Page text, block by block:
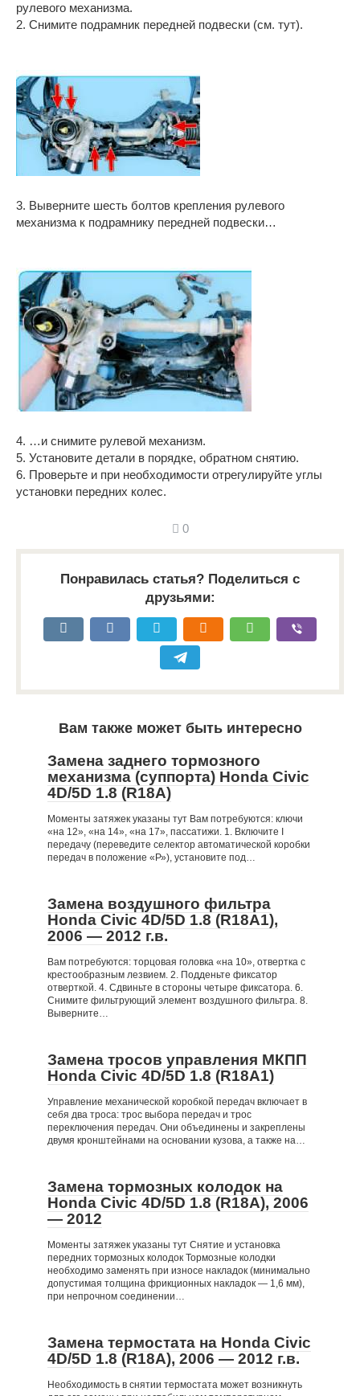
рулевого механизма.
2. Снимите подрамник передней подвески (см. тут).
3. Выверните шесть болтов крепления рулевого
механизма к подрамнику передней подвески…
4. …и снимите рулевой механизм.
5. Установите детали в порядке, обратном снятию.
6. Проверьте и при необходимости отрегулируйте углы
установки передних колес.
0
Понравилась статья? Поделиться с
друзьями:
Вам также может быть интересно
Замена заднего тормозного
механизма (суппорта) Honda Civic
4D/5D 1.8 (R18A)
Моменты затяжек указаны тут Вам потребуются: ключи
«на 12», «на 14», «на 17», пассатижи. 1. Включите I
передачу (переведите селектор автоматической коробки
передач в положение «Р»), установите под…
Замена воздушного фильтра
Honda Civic 4D/5D 1.8 (R18A1),
2006 — 2012 г.в.
Вам потребуются: торцовая головка «на 10», отвертка с
крестообразным лезвием. 2. Подденьте фиксатор
отверткой. 4. Сдвиньте в стороны четыре фиксатора. 6.
Снимите фильтрующий элемент воздушного фильтра. 8.
Выверните…
Замена тросов управления МКПП
Honda Civic 4D/5D 1.8 (R18A1)
Управление механической коробкой передач включает в
себя два троса: трос выбора передач и трос
переключения передач. Они объединены и закреплены
двумя кронштейнами на основании кузова, а также на…
Замена тормозных колодок на
Honda Civic 4D/5D 1.8 (R18A), 2006
— 2012
Моменты затяжек указаны тут Снятие и установка
передних тормозных колодок Тормозные колодки
необходимо заменять при износе накладок (минимально
допустимая толщина фрикционных накладок — 1,6 мм),
при непрочном соединении…
Замена термостата на Honda Civic
4D/5D 1.8 (R18A), 2006 — 2012 г.в.
Необходимость в снятии термостата может возникнуть